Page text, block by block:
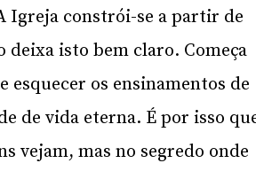
Igreja constrói-se a partir de
deixa isto bem claro. Começa
esquecer os ensinamentos de
de vida eterna. É por isso
vejam, mas no segredo onde